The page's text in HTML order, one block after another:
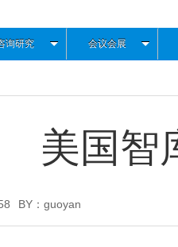
询研究 会议会展
美国智
BY：guoyan